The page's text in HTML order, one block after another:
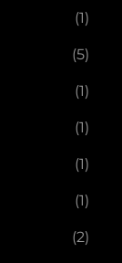
(1)
(5)
(1)
(1)
(1)
(1)
(2)